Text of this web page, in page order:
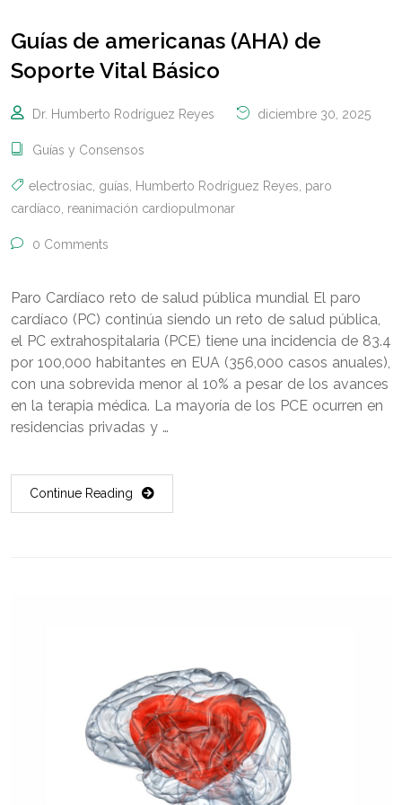
Guías de americanas (AHA) de
Soporte Vital Básico
Dr. Humberto Rodríguez Reyes diciembre 30, 2025
Guías y Consensos
electrosiac, guías, Humberto Rodríguez Reyes, paro
cardíaco, reanimación cardiopulmonar
0 Comments
Paro Cardíaco reto de salud pública mundial El paro
cardíaco (PC) continúa siendo un reto de salud pública,
el PC extrahospitalaria (PCE) tiene una incidencia de 83.4
por 100,000 habitantes en EUA (356,000 casos anuales),
con una sobrevida menor al 10% a pesar de los avances
en la terapia médica. La mayoría de los PCE ocurren en
residencias privadas y …
Continue Reading